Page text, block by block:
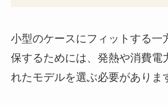
小型のケースにフィットする一
保するためには、発熱や消費電
れたモデルを選ぶ必要がありま